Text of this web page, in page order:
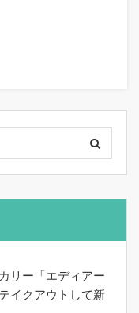
リー「エディアー
イクアウトして新